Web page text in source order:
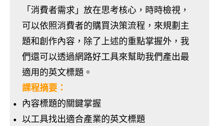
「消費者需求」放在思考核心，時時檢視，
可以依照消費者的購買決策流程，來規劃主
題和創作內容，除了上述的重點掌握外，我
們還可以透過網路好工具來幫助我們產出最
適用的英文標題。
課程摘要：
內容標題的關鍵掌握
以工具找出適合產業的英文標題